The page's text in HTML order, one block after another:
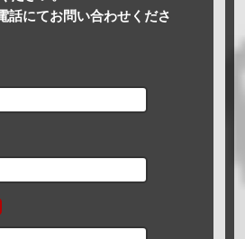
話にてお問い合わせくださ